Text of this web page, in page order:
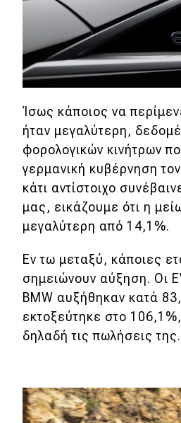
Νέα
Τεχνολογία
Mobility
Σταθμοί φόρτισης
Classic
Νέα
Παρουσιάσεις
DRIVE Away
MOTO
Μεταχειρισμένο
Ίσως κάποιος να
ήταν μεγαλύτερη,
φορολογικών κινήτρων
γερμανική κυβέρνηση
κάτι αντίστοιχο
μας, εικάζουμε ότι η
μεγαλύτερη από 14,1%.
Εν τω μεταξύ, κάποιες
σημειώνουν αύξηση. Οι
BMW αυξήθηκαν κατά
εκτοξεύτηκε στο
δηλαδή τις πωλήσεις της.